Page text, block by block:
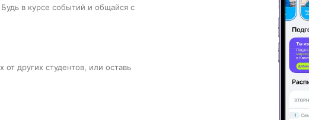
в курсе событий и общайся с
от других студентов, или оставь